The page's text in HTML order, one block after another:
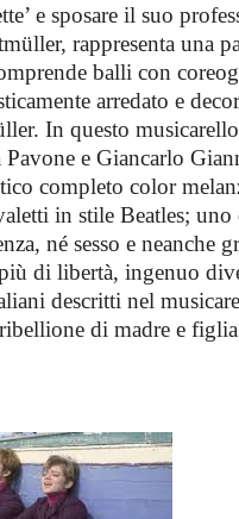
e sposare il suo
rappresenta una
balli con
arredato e
In questo
e Giancarlo
completo color
in stile Beatles;
né sesso e neanche
di libertà, ingenuo
descritti nel
di madre e